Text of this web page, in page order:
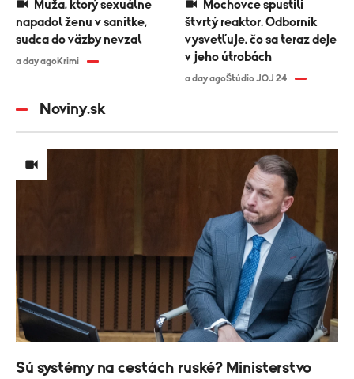
napadol ženu v sanitke,
sudca do väzby nevzal
a day agoKrimi
štvrtý reaktor. Odborník
vysvetľuje, čo sa teraz deje
v jeho útrobách
a day agoŠtúdio JOJ 24
Noviny.sk
Sú systémy na cestách ruské? Ministerstvo